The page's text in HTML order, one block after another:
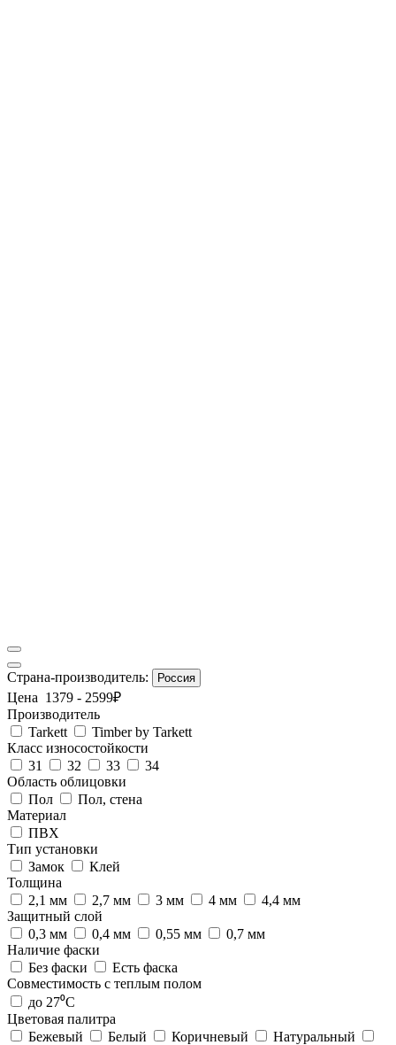
Страна-производитель: Россия
Цена 1379 - 2599₽
Производитель
Tarkett
Timber by Tarkett
Класс износостойкости
31
32 33
34
Область облицовки
Пол
Пол, стена
Материал
ПВХ
Тип установки
Замок
Клей
Толщина
2,1 мм
2,7 мм 3 мм 4 мм
4,4 мм
Защитный слой
0,3 мм
0,4 мм 0,55 мм
0,7 мм
Наличие фаски
Без фаски
Есть фаска
Совместимость с теплым полом
до 27⁰С
Цветовая палитра
Бежевый
Белый Коричневый
Натуральный